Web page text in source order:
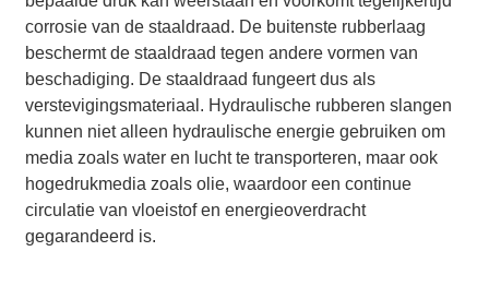
corrosie van de staaldraad. De buitenste rubberlaag
beschermt de staaldraad tegen andere vormen van
beschadiging. De staaldraad fungeert dus als
verstevigingsmateriaal. Hydraulische rubberen slangen
kunnen niet alleen hydraulische energie gebruiken om
media zoals water en lucht te transporteren, maar ook
hogedrukmedia zoals olie, waardoor een continue
circulatie van vloeistof en energieoverdracht
gegarandeerd is.